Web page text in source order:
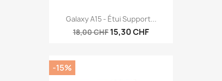
Galaxy A15 - Étui Support...
18,00 CHF 15,30 CHF
-15%